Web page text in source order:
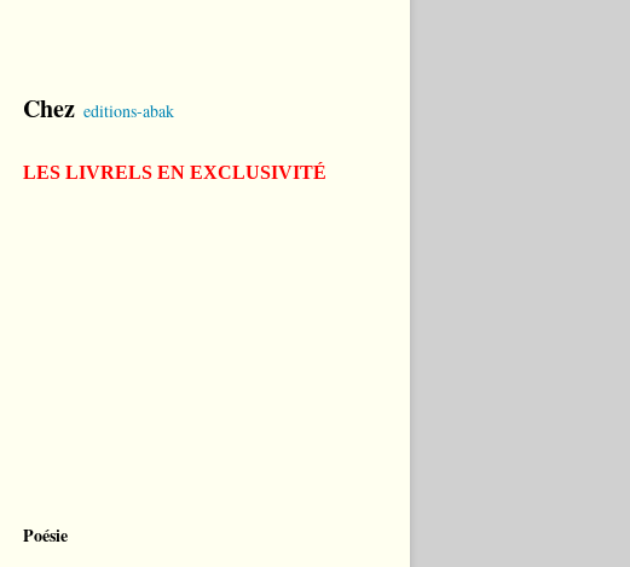
Chez editions-abak
LES LIVRELS EN EXCLUSIVITÉ
Poésie